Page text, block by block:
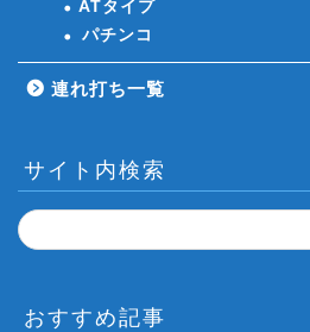
ATタイプ
パチンコ
連れ打ち一覧
サイト内検索
おすすめ記事